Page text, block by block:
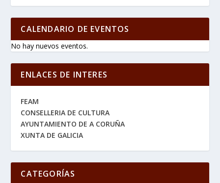
CALENDARIO DE EVENTOS
No hay nuevos eventos.
ENLACES DE INTERES
FEAM
CONSELLERIA DE CULTURA
AYUNTAMIENTO DE A CORUÑA
XUNTA DE GALICIA
CATEGORÍAS